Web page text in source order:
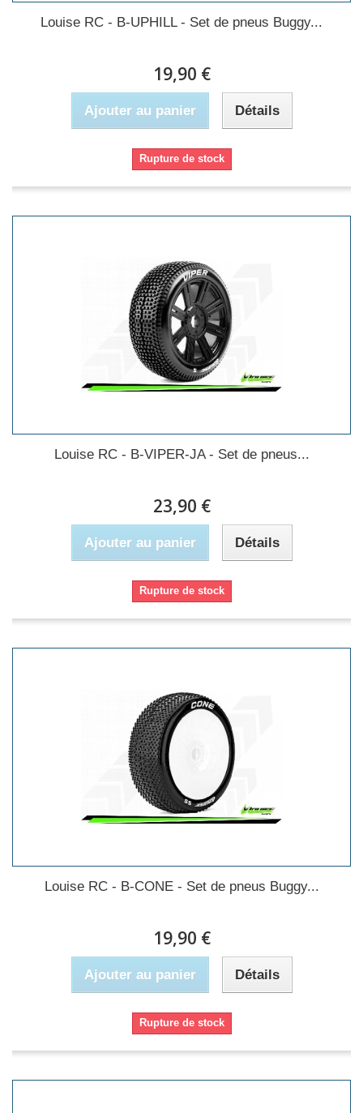
Louise RC - B-UPHILL - Set de pneus Buggy...
19,90 €
Ajouter au panier Détails
Rupture de stock
Louise RC - B-VIPER-JA - Set de pneus...
23,90 €
Ajouter au panier Détails
Rupture de stock
Louise RC - B-CONE - Set de pneus Buggy...
19,90 €
Ajouter au panier Détails
Rupture de stock